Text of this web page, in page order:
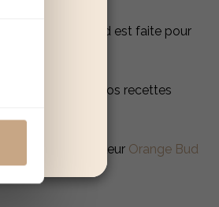
l'Orange Bud est faite pour
dans vos recettes
notre fleur Orange Bud